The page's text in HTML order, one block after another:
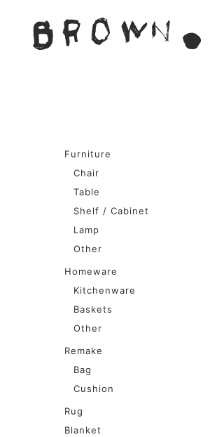
content
Furniture
Chair
Table
Shelf / Cabinet
Lamp
Other
Homeware
Kitchenware
Baskets
Other
Remake
Bag
Cushion
Rug
Blanket